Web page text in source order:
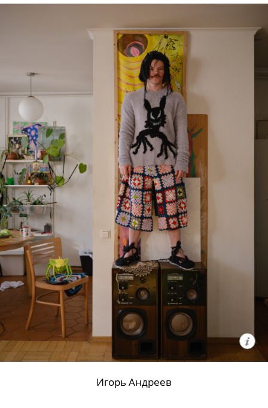
Мария Миногарова